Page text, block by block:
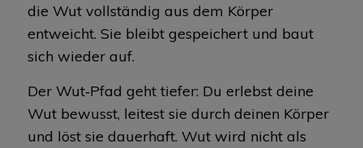
die Wut vollständig aus dem Körper
entweicht. Sie bleibt gespeichert und baut
sich wieder auf.
Der Wut‑Pfad geht tiefer: Du erlebst deine
Wut bewusst, leitest sie durch deinen Körper
und löst sie dauerhaft. Wut wird nicht als